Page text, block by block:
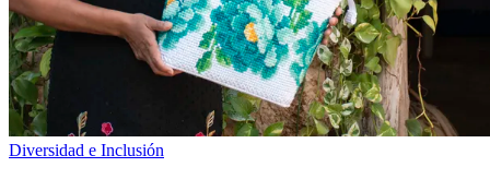
Diversidad e Inclusión